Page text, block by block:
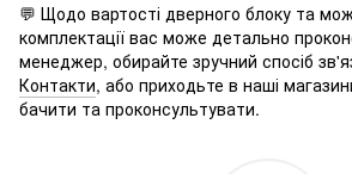
💬 Щодо вартості дверного блоку та
комплектації вас може детально
менеджер, обирайте зручний спосіб
Контакти, або приходьте в наші
бачити та проконсультувати.